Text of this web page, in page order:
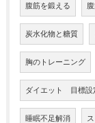
腹筋を鍛える
炭水化物と糖質
胸のトレーニング
ダイエット 目標設
睡眠不足解消